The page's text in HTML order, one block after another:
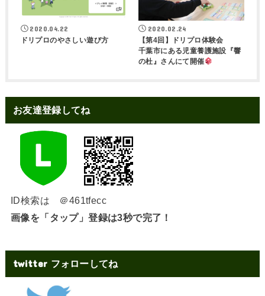
2020.04.22
ドリプロのやさしい遊び方
2020.02.24
【第4回】ドリプロ体験会
千葉市にある児童養護施設『響
の杜』さんにて開催
お友達登録してね
ID検索は ＠461tfecc
画像を「タップ」登録は3秒で完了！
twitter フォローしてね